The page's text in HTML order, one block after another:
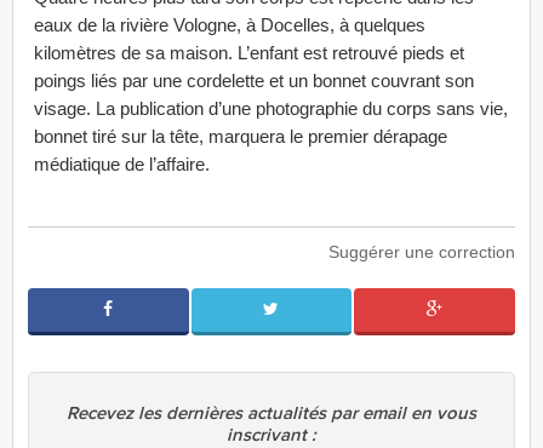
eaux de la rivière Vologne, à Docelles, à quelques
kilomètres de sa maison. L’enfant est retrouvé pieds et
poings liés par une cordelette et un bonnet couvrant son
visage. La publication d’une photographie du corps sans vie,
bonnet tiré sur la tête, marquera le premier dérapage
médiatique de l’affaire.
Suggérer une correction
Recevez les dernières actualités par email en vous
inscrivant :